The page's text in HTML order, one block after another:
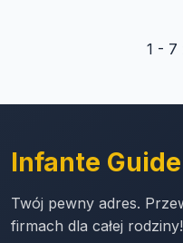
1 - 7
Infante Guide
Twój pewny adres.
firmach dla całej rodziny!